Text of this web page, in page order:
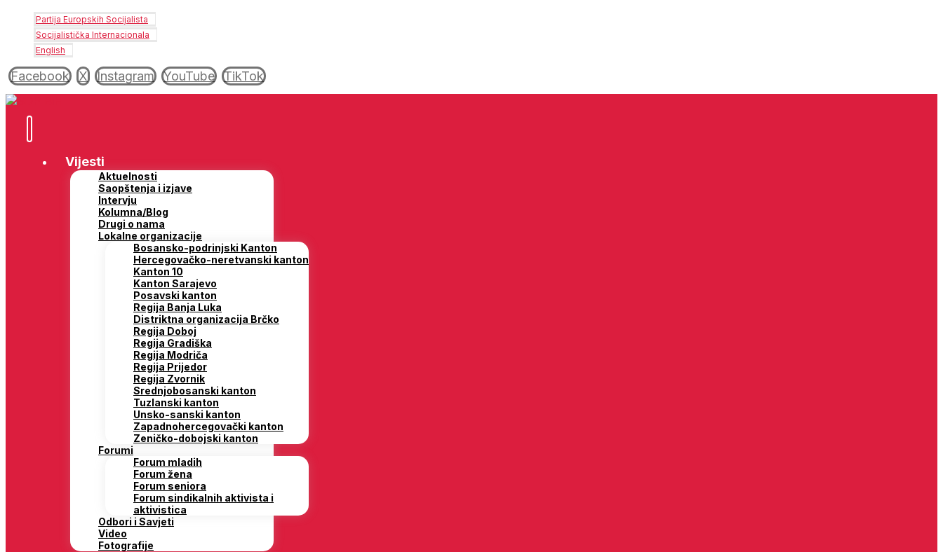
Partija Europskih Socijalista
Socijalistička Internacionala
English
Facebook X Instagram YouTube TikTok
Vijesti
Aktuelnosti
Saopštenja i izjave
Intervju
Kolumna/Blog
Drugi o nama
Lokalne organizacije
Bosansko-podrinjski Kanton
Hercegovačko-neretvanski kanton
Kanton 10
Kanton Sarajevo
Posavski kanton
Regija Banja Luka
Distriktna organizacija Brčko
Regija Doboj
Regija Gradiška
Regija Modriča
Regija Prijedor
Regija Zvornik
Srednjobosanski kanton
Tuzlanski kanton
Unsko-sanski kanton
Zapadnohercegovački kanton
Zeničko-dobojski kanton
Forumi
Forum mladih
Forum žena
Forum seniora
Forum sindikalnih aktivista i
aktivistica
Odbori i Savjeti
Video
Fotografije